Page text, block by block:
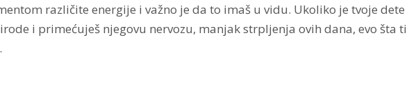
različite energije i važno je da to imaš u vidu. Ukoliko je tvoje dete
i primećuješ njegovu nervozu, manjak strpljenja ovih dana, evo šta ti